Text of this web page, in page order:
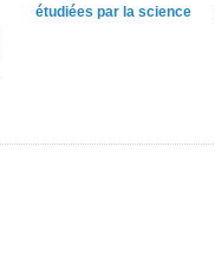
étudiées par la science